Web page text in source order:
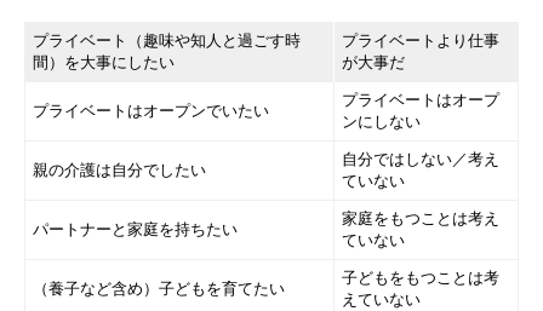
プライベート（趣味や知人と過ごす時
間）を大事にしたい
プライベートより仕事
が大事だ
プライベートはオープンでいたい
プライベートはオープ
ンにしない
親の介護は自分でしたい
自分ではしない／考え
ていない
パートナーと家庭を持ちたい
家庭をもつことは考え
ていない
（養子など含め）子どもを育てたい
子どもをもつことは考
えていない